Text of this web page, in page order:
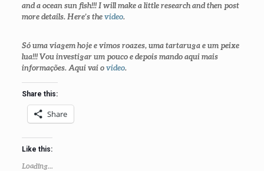
and a ocean sun fish!!! I will make a little research and then post
more details. Here’s thevideo.
Só uma viagem hoje e vimos roazes, uma tartaruga e um peixe
lua!!! Vou investigar um pouco e depois mando aqui mais
informações. Aqui vai ovideo.
Share this:
Share
Like this:
Loading...